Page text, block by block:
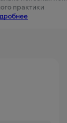
практики